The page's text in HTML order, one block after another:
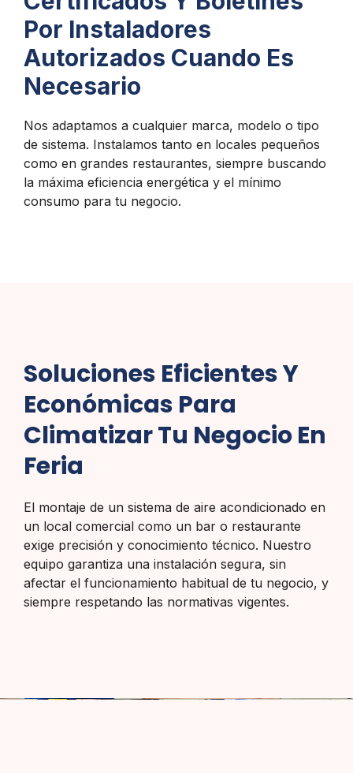
Por Instaladores
Autorizados Cuando Es
Necesario
Nos adaptamos a cualquier marca, modelo o tipo
de sistema. Instalamos tanto en locales pequeños
como en grandes restaurantes, siempre buscando
la máxima eficiencia energética y el mínimo
consumo para tu negocio.
Soluciones Eficientes Y
Económicas Para
Climatizar Tu Negocio En
Feria
El montaje de un sistema de aire acondicionado en
un local comercial como un bar o restaurante
exige precisión y conocimiento técnico. Nuestro
equipo garantiza una instalación segura, sin
afectar el funcionamiento habitual de tu negocio, y
siempre respetando las normativas vigentes.